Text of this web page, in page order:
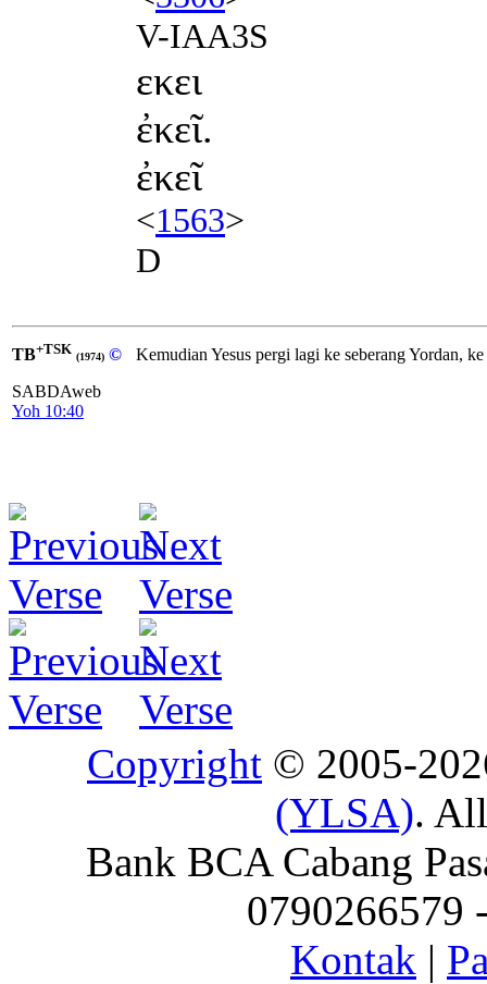
V-IAA3S
εκει
ἐκεῖ.
ἐκεῖ
<1563>
D
TB+TSK (1974) ©
SABDAweb
Yoh 10:40
Kemudian Yesus pergi lagi ke seberang Yordan, ke
Copyright © 2005-
(YLSA).
Bank BCA Cabang
0790266579
Kontak |